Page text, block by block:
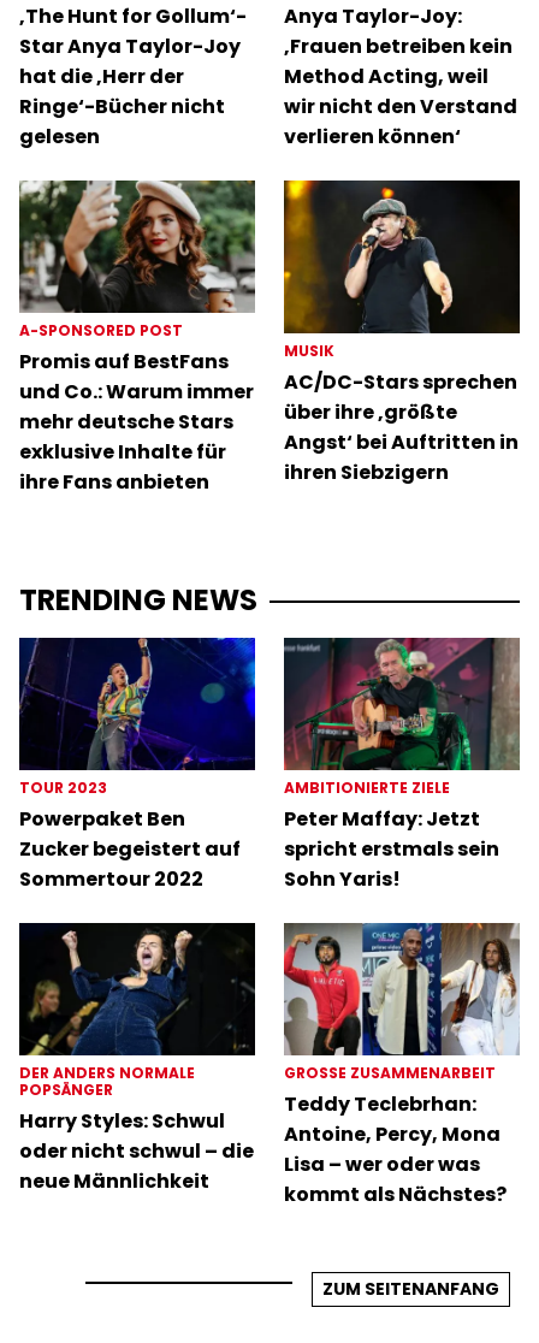
‚The Hunt for Gollum‘-
Star Anya Taylor-Joy
hat die ‚Herr der
Ringe‘-Bücher nicht
gelesen
Anya Taylor-Joy:
‚Frauen betreiben kein
Method Acting, weil
wir nicht den Verstand
verlieren können‘
A-SPONSORED POST
Promis auf BestFans
und Co.: Warum immer
mehr deutsche Stars
exklusive Inhalte für
ihre Fans anbieten
MUSIK
AC/DC-Stars sprechen
über ihre ‚größte
Angst‘ bei Auftritten in
ihren Siebzigern
TRENDING NEWS
TOUR 2023
Powerpaket Ben
Zucker begeistert auf
Sommertour 2022
AMBITIONIERTE ZIELE
Peter Maffay: Jetzt
spricht erstmals sein
Sohn Yaris!
DER ANDERS NORMALE
POPSÄNGER
Harry Styles: Schwul
oder nicht schwul – die
neue Männlichkeit
GROSSE ZUSAMMENARBEIT
Teddy Teclebrhan:
Antoine, Percy, Mona
Lisa – wer oder was
kommt als Nächstes?
ZUM SEITENANFANG